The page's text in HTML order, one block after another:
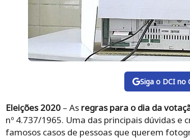
Siga o DCI no
Eleições 2020 – Asregras para o dia da
nº 4.737/1965. Uma das principais dúvidas e
famosos casos de pessoas que querem